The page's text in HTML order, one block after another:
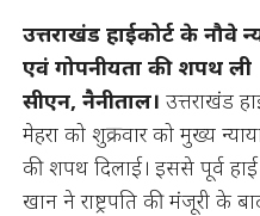
उत्तराखंड हाईकोर्ट के
एवं गोपनीयता की शपथ ली
सीएन, नैनीताल। उत्तराखंड
मेहरा को शुक्रवार को मुख्य
की शपथ दिलाई। इससे पूर्व
खान ने राष्ट्रपति की मंजूरी के